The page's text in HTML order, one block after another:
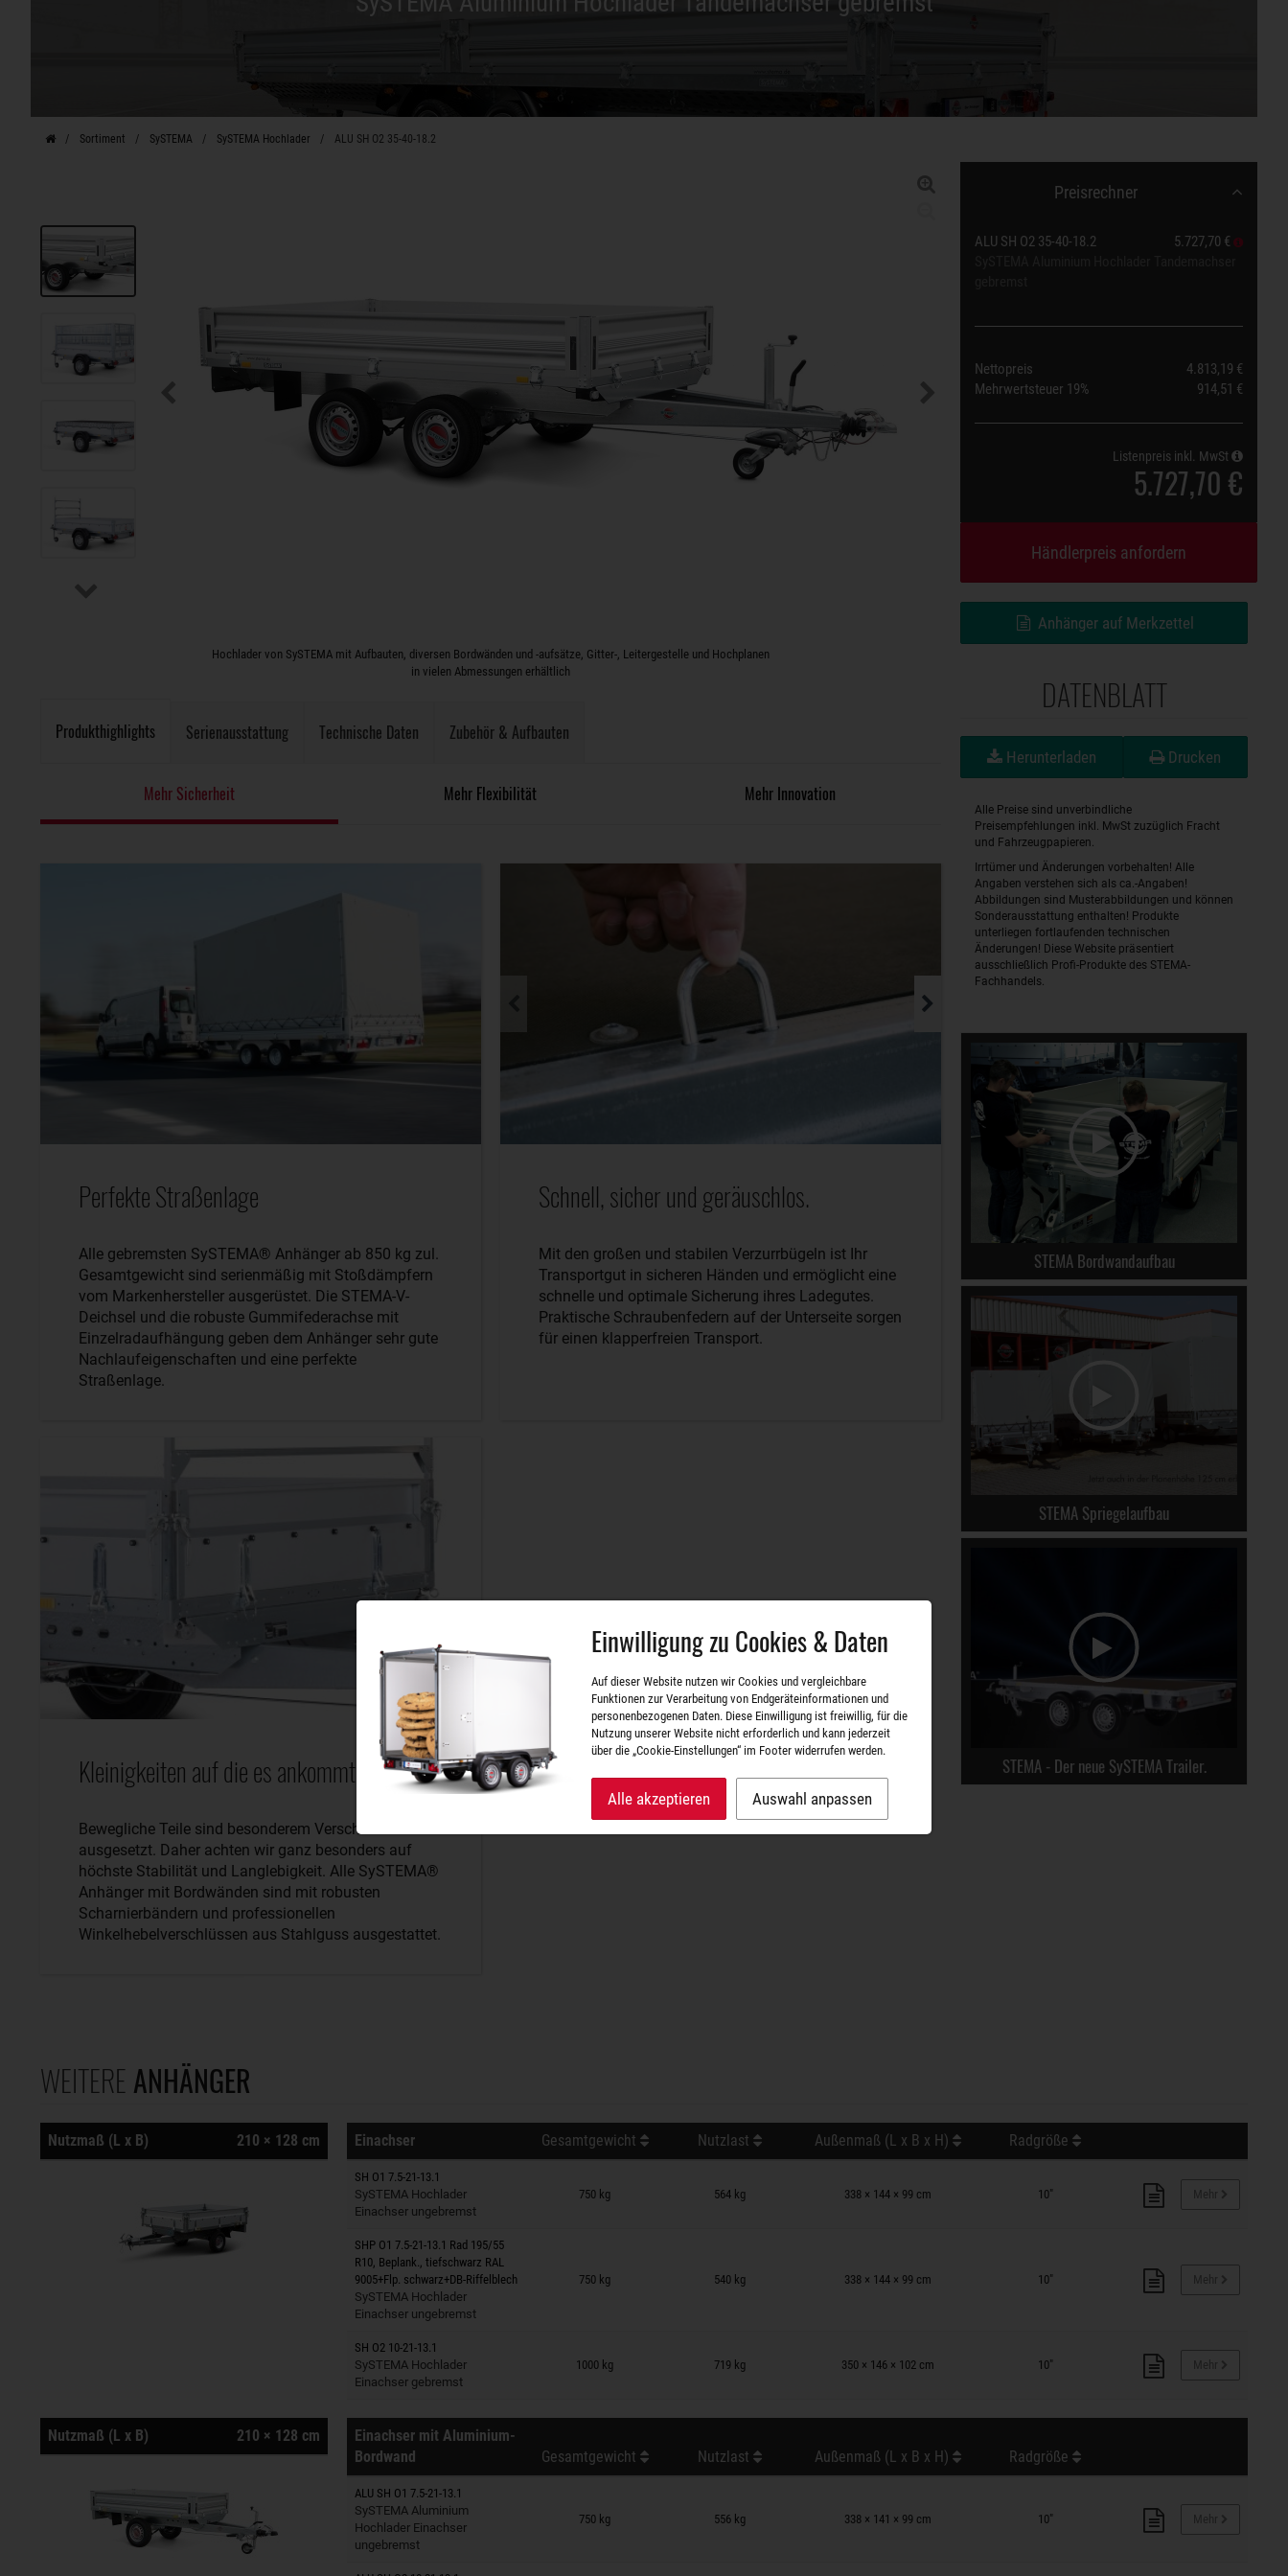
Sortiment SySTEMA SySTEMA Hochlader ALU SH O2 35-40-18.2
Hochlader von SySTEMA mit Aufbauten, diversen Bordwänden und -aufsätze, Gitter-, Leitergestelle und Hochplanen
in vielen Abmessungen erhältlich
Produkthighlights Serienausstattung Technische Daten Zubehör & Aufbauten
Mehr Sicherheit Mehr Flexibilität Mehr Innovation
Perfekte Straßenlage
Alle gebremsten SySTEMA® Anhänger ab 850 kg zul.
Gesamtgewicht sind serienmäßig mit Stoßdämpfern
vom Markenhersteller ausgerüstet. Die STEMA-V-
Deichsel und die robuste Gummifederachse mit
Einzelradaufhängung geben dem Anhänger sehr gute
Nachlaufeigenschaften und eine perfekte
Straßenlage.
Schnell, sicher und geräuschlos.
Mit den großen und stabilen Verzurrbügeln ist Ihr
Transportgut in sicheren Händen und ermöglicht eine
schnelle und optimale Sicherung ihres Ladegutes.
Praktische Schraubenfedern auf der Unterseite sorgen
für einen klapperfreien Transport.
Kleinigkeiten auf die es ankommt.
Bewegliche Teile sind besonderem Verschleiß
ausgesetzt. Daher achten wir ganz besonders auf
höchste Stabilität und Langlebigkeit. Alle SySTEMA®
Anhänger mit Bordwänden sind mit robusten
Scharnierbändern und professionellen
Winkelhebelverschlüssen aus Stahlguss ausgestattet.
Preisrechner
ALU SH O2 35-40-18.2
5.727,70 €
Nettopreis
4.813,19 €
Mehrwertsteuer 19% 914,51 €
Listenpreis inkl. MwSt
5.727,70 €
Händlerpreis anfordern
Anhänger auf Merkzettel
DATENBLATT
Herunterladen Drucken
Alle Preise sind unverbindliche
Preisempfehlungen inkl. MwSt zuzüglich Fracht
und Fahrzeugpapieren.
Irrtümer und Änderungen vorbehalten! Alle
Angaben verstehen sich als ca.-Angaben!
Abbildungen sind Musterabbildungen und können
Sonderausstattung enthalten! Produkte
unterliegen fortlaufenden technischen
Änderungen! Diese Website präsentiert
ausschließlich Profi-Produkte des STEMA-
Fachhandels.
STEMA Bordwandaufbau
STEMA Spriegelaufbau
STEMA - Der neue SySTEMA Trailer.
WEITERE ANHÄNGER
Nutzmaß (L x B) 210 × 128 cm Einachser Gesamtgewicht Nutzlast Außenmaß (L x B x H) Radgröße
SH O1 7.5-21-13.1
SySTEMA Hochlader
Einachser ungebremst
750 kg 564 kg 338 × 144 × 99 cm 10"
Anhänger auf Merkzettel
SHP O1 7.5-21-13.1 Rad 195/55
R10, Beplank., tiefschwarz RAL
9005+Flp. schwarz+DB-Riffelblech
SySTEMA Hochlader
Einachser ungebremst
750 kg 540 kg 338 × 144 × 99 cm 10"
Anhänger auf Merkzettel
SH O2 10-21-13.1
SySTEMA Hochlader
Einachser gebremst
1000 kg 719 kg 350 × 146 × 102 cm 10"
Anhänger auf Merkzettel
Nutzmaß (L x B) 210 × 128 cm
Einachser mit Aluminium-
Bordwand
Gesamtgewicht Nutzlast Außenmaß (L x B x H) Radgröße
ALU SH O1 7.5-21-13.1
SySTEMA Aluminium
Hochlader Einachser
ungebremst
750 kg 556 kg 338 × 141 × 99 cm 10"
Anhänger auf Merkzettel
Einwilligung zu Cookies & Daten
Auf dieser Website nutzen wir Cookies und vergleichbare
Funktionen zur Verarbeitung von Endgeräteinformationen und
personenbezogenen Daten. Diese Einwilligung ist freiwillig, für die
Nutzung unserer Website nicht erforderlich und kann jederzeit
über die „Cookie-Einstellungen“ im Footer widerrufen werden.
Alle akzeptieren Auswahl anpassen